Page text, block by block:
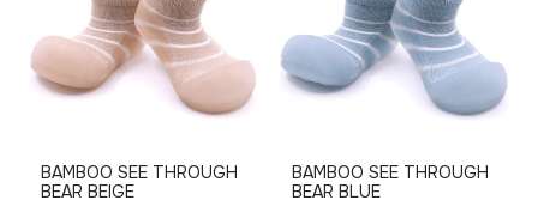
BAMBOO SEE THROUGH
BEAR BEIGE
BAMBOO SEE THROUGH
BEAR BLUE